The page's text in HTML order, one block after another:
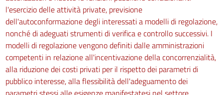
l'esercizio delle attività private, previsione
dell'autoconformazione degli interessati a modelli di regolazione,
nonché di adeguati strumenti di verifica e controllo successivi. I
modelli di regolazione vengono definiti dalle amministrazioni
competenti in relazione all'incentivazione della concorrenzialità,
alla riduzione dei costi privati per il rispetto dei parametri di
pubblico interesse, alla flessibilità dell'adeguamento dei